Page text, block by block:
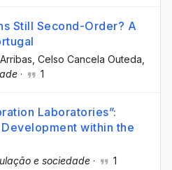
Still Second-Order? A
, Celso Cancela Outeda
· 1
Laboratories”:
within the
e sociedade · 1